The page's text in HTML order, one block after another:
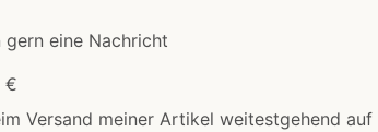
gern eine Nachricht
€
Versand meiner Artikel weitestgehend auf